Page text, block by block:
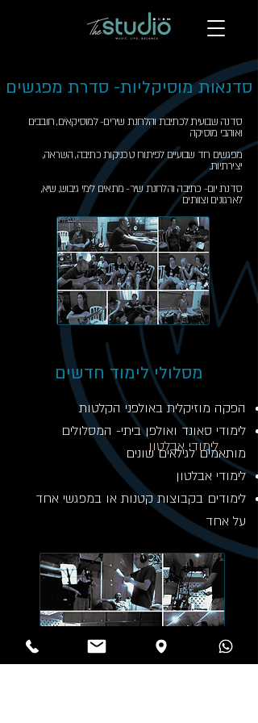
סדנאות מוסיקליות- סדרת מפגשים
סדנה שבועית לכתיבת והלחנת שירים- למוסיקאים, חובבים
ואוהבי מוסיקה
מפגשים חד שבועיים לפיתוח טכניקות כתיבה, השראה,
יצירתיות.
סדנת יום- כתיבה והלחנת שיר- מתאים לימי גיבוש, שיא,
לארגונים וצוותים
הפקה מוזיקלית באולפני הקלטות
לימודי סאונד ואולפן ביתי- המסלולים
מותאמים לגילאים שונים
לימודי אבלטון
לימודים בקבוצות קטנות או במפגשי אחד
על אחד
מסלולי לימוד חדשים
לימודי אבלטון